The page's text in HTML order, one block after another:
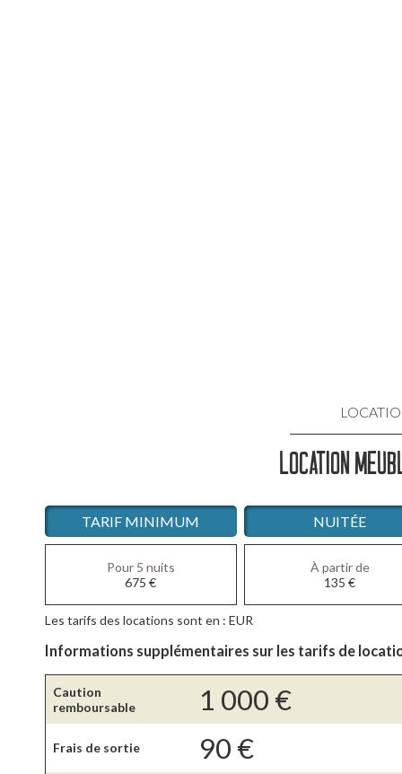
LOCATION
TARIF MINIMUM NUITÉE
Pour 5 nuits
675 €
À partir de
135 €
Les tarifs des locations sont en : EUR
Informations supplémentaires sur les tarifs de
Caution
remboursable
1 000 €
Frais de sortie 90 €